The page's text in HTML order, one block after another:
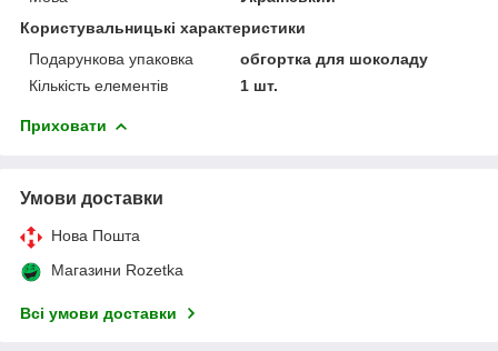
Користувальницькі характеристики
Подарункова упаковка
обгортка для шоколаду
Кількість елементів
1 шт.
Приховати
Умови доставки
Нова Пошта
Магазини Rozetka
Всі умови доставки